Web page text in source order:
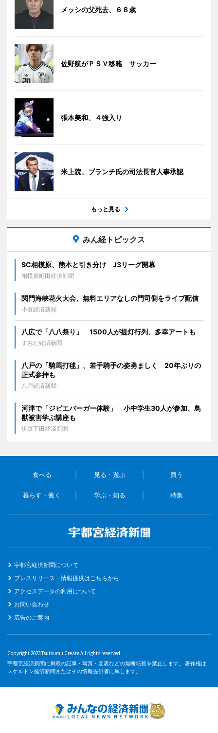
メッシの父死去、６８歳
佐野航がＰＳＶ移籍 サッカー
張本美和、４強入り
米上院、ブランチ氏の司法長官人事承認
もっと見る
みん経トピックス
SC相模原、熊本と引き分け J3リーグ開幕
相模原町田経済新聞
関門海峡花火大会、無料エリアなしの門司側をライブ配信
小倉経済新聞
八広で「八八祭り」 1500人が提灯行列、多幸アートも
すみだ経済新聞
八戸の「騎馬打毬」、若手騎手の姿勇ましく 20年ぶりの
正式参拝も
八戸経済新聞
河津で「ジビエバーガー体験」 小中学生30人が参加、鳥
獣被害学ぶ講座も
伊豆下田経済新聞
食べる 見る・遊ぶ 買う
暮らす・働く 学ぶ・知る 特集
宇都宮経済新聞について
プレスリリース・情報提供はこちらから
アクセスデータの利用について
お問い合わせ
広告のご案内
Copyright 2023 Tsutsumu Create All rights reserved.
宇都宮経済新聞に掲載の記事・写真・図表などの無断転載を禁止します。 著作権は
スケルトン経済新聞またはその情報提供者に属します。